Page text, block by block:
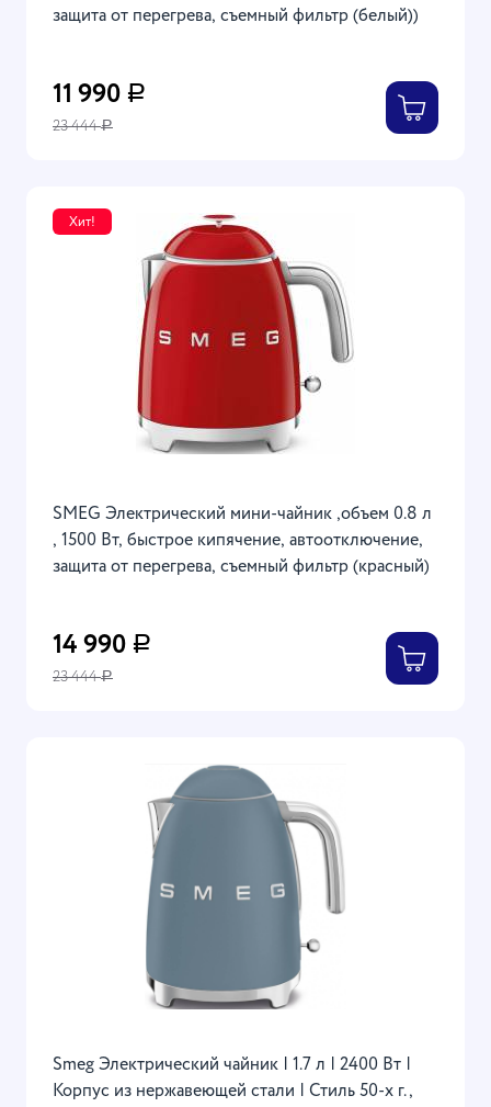
защита от перегрева, съемный фильтр (белый))
11 990 Р
23 444Р
Хит!
SMEG Электрический мини-чайник ,объем 0.8 л
, 1500 Вт, быстрое кипячение, автоотключение,
защита от перегрева, съемный фильтр (красный)
14 990 Р
23 444Р
Smeg Электрический чайник | 1.7 л | 2400 Вт |
Корпус из нержавеющей стали | Стиль 50-х г.,